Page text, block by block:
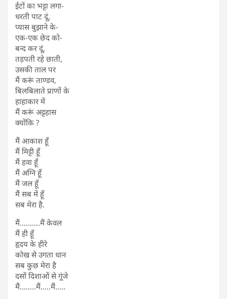
ईटों का भट्टा लगा-
धरती पाट दूं,
प्यास बुझाने के-
एक-एक छेद को-
बन्द कर दूं,
तड़पती रहे छाती,
उसकी ताल पर
मैं करूं ताण्डव,
बिलबिलाते प्राणों के
हाहाकार में
मैं करूं अट्टहास
क्योंकि ?
मैं आकाश हूँ
मैं मिट्टी हूँ
मैं हवा हूँ
मैं अग्नि हूँ
मैं जल हूँ
मैं सब में हूँ
सब मेरा है.
मैं……….मैं केवल
मैं ही हूँ
हृदय के हीरे
कोख से उगता धान
सब कुछ मेरा है
दसों दिशाओं से गूंजे
मैं……..मैं…..मैं…..